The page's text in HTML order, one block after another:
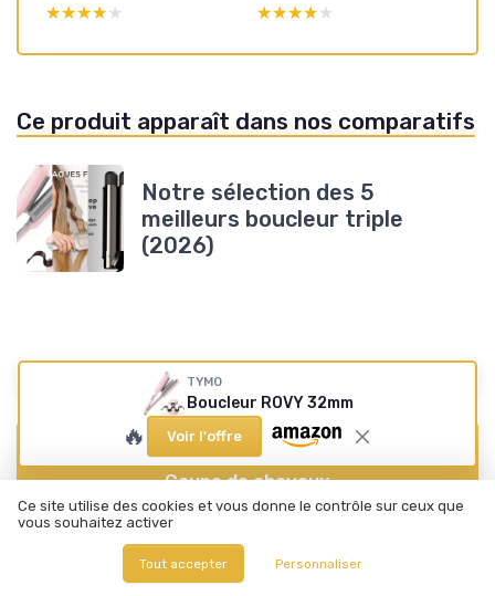
★★★★★
★★★★★ ★★★★★
★★★★★
Ce produit apparaît dans nos comparatifs
Notre sélection des 5
meilleurs boucleur triple
(2026)
ChatGPT
Recevez les dernières actualités de
Coupe de cheveux
En remplissant ce formulaire, j’accepte d’être contacté(e) à
des fins commerciales par Coupe de cheveux et ses
TYMO
Boucleur ROVY 32mm
🔥 Voir l'offre
Ce site utilise des cookies et vous donne le contrôle sur ceux que
vous souhaitez activer
Tout accepter Personnaliser